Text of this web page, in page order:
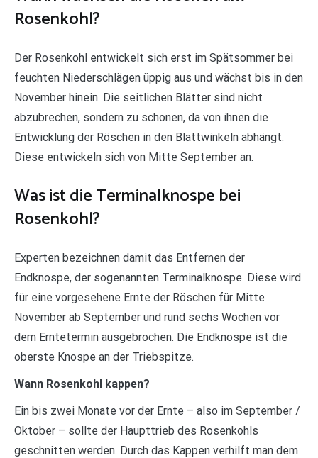
Rosenkohl?
Der Rosenkohl entwickelt sich erst im Spätsommer bei
feuchten Niederschlägen üppig aus und wächst bis in den
November hinein. Die seitlichen Blätter sind nicht
abzubrechen, sondern zu schonen, da von ihnen die
Entwicklung der Röschen in den Blattwinkeln abhängt.
Diese entwickeln sich von Mitte September an.
Was ist die Terminalknospe bei
Rosenkohl?
Experten bezeichnen damit das Entfernen der
Endknospe, der sogenannten Terminalknospe. Diese wird
für eine vorgesehene Ernte der Röschen für Mitte
November ab September und rund sechs Wochen vor
dem Erntetermin ausgebrochen. Die Endknospe ist die
oberste Knospe an der Triebspitze.
Wann Rosenkohl kappen?
Ein bis zwei Monate vor der Ernte – also im September /
Oktober – sollte der Haupttrieb des Rosenkohls
geschnitten werden. Durch das Kappen verhilft man dem